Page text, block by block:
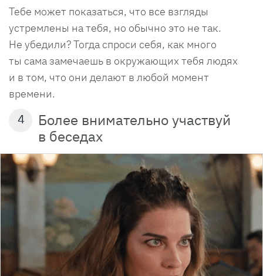
Тебе может показаться, что все взгляды
устремлены на тебя, но обычно это не так.
Не убедили? Тогда спроси себя, как много
ты сама замечаешь в окружающих тебя людях
и в том, что они делают в любой момент
времени.
4
Более внимательно участвуй
в беседах